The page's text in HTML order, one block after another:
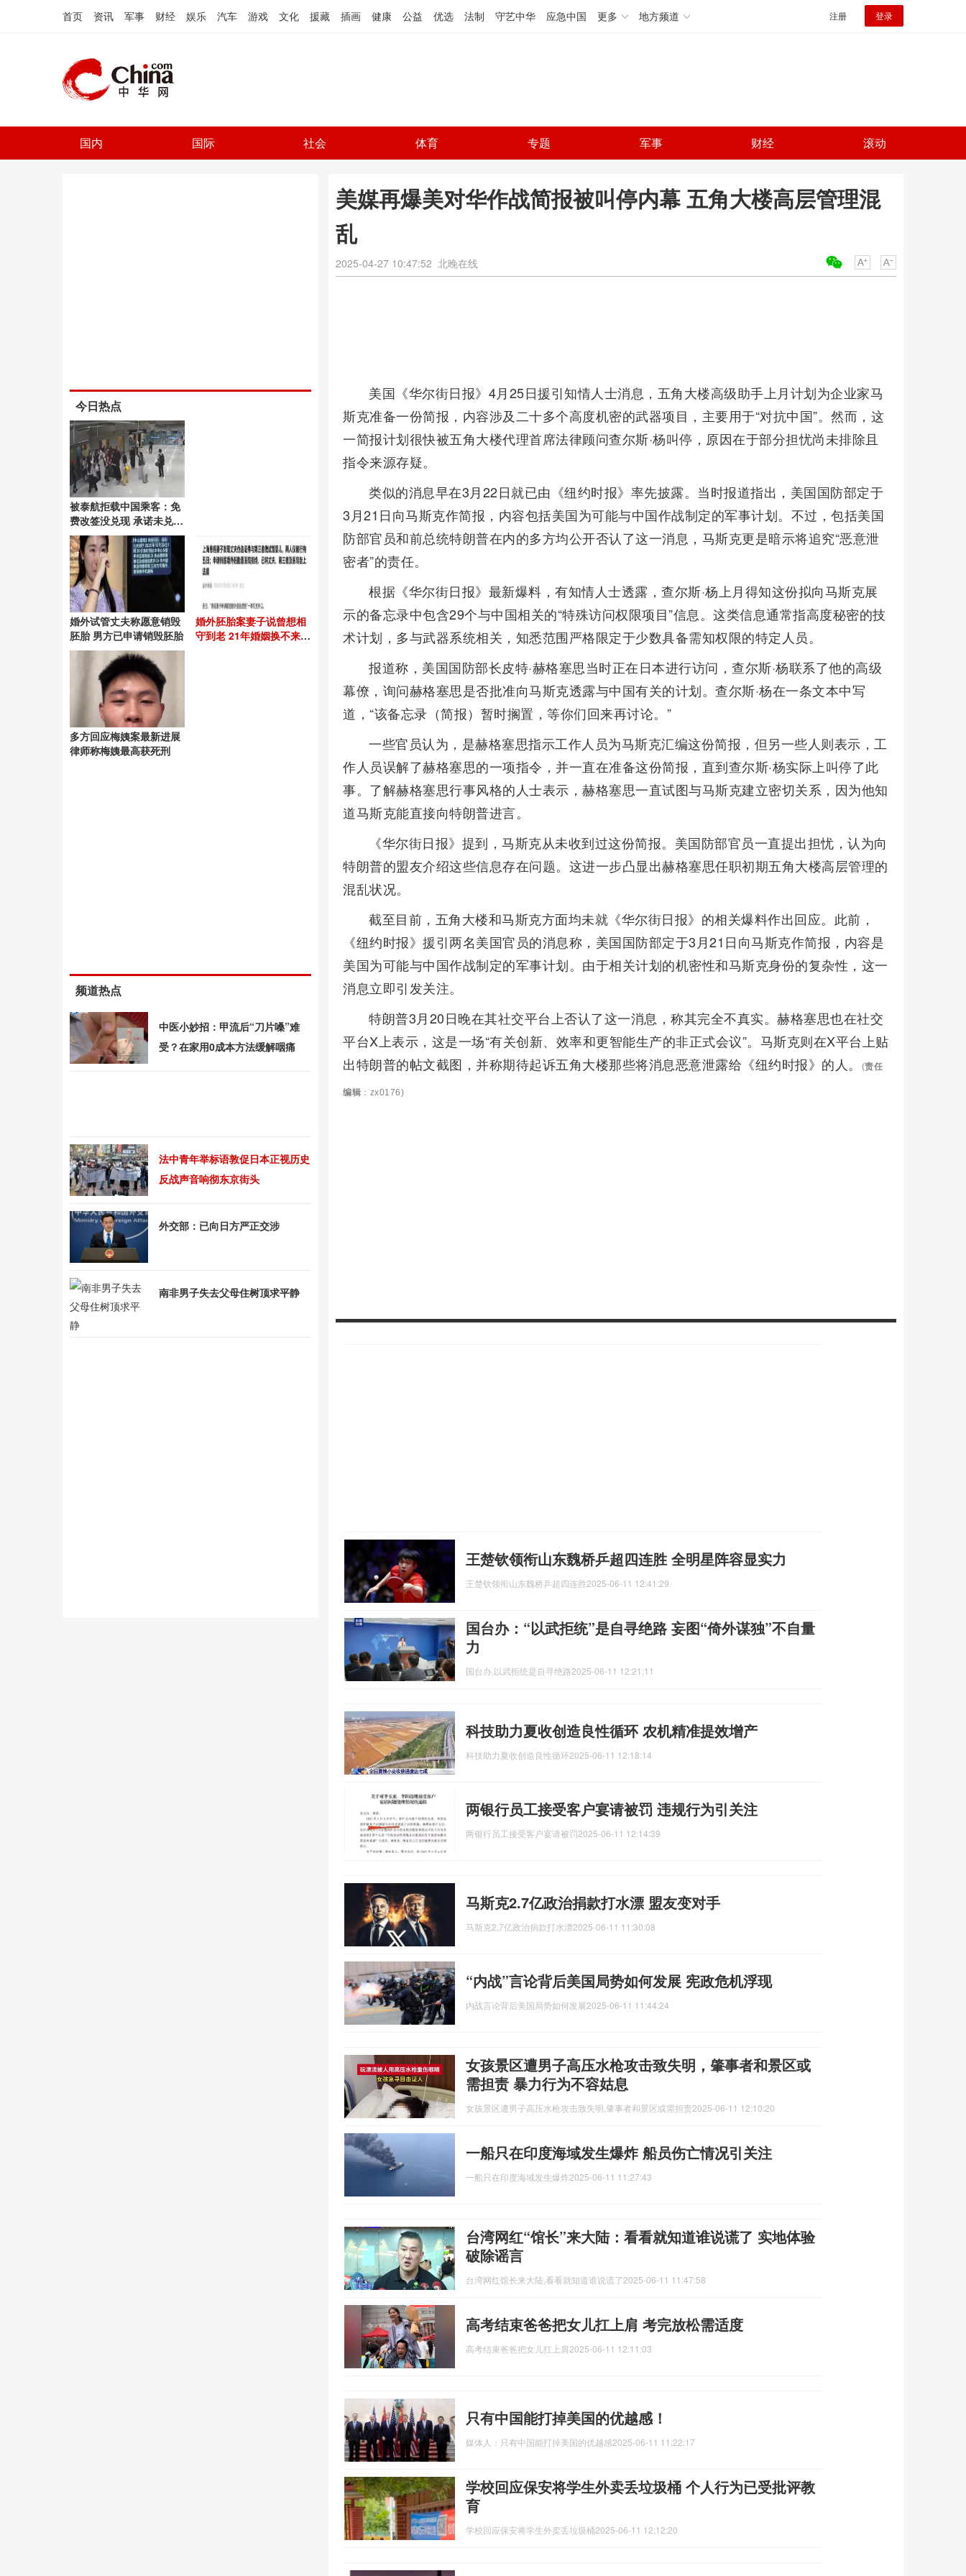
首页 资讯 军事 财经 娱乐 汽车 游戏 文化 援藏 插画 健康 公益 优选 法制 守艺中华 应急中国 更多 地方频道 注册 登录
国内 国际 社会 体育 专题 军事 财经 滚动
美媒再爆美对华作战简报被叫停内幕 五角大楼高层管理混
乱
2025-04-27 10:47:52 北晚在线
美国《华尔街日报》4月25日援引知情人士消息，五角大楼高级助手上月计划为企业家马
斯克准备一份简报，内容涉及二十多个高度机密的武器项目，主要用于“对抗中国”。然而，这
一简报计划很快被五角大楼代理首席法律顾问查尔斯·杨叫停，原因在于部分担忧尚未排除且
指令来源存疑。
类似的消息早在3月22日就已由《纽约时报》率先披露。当时报道指出，美国国防部定于
3月21日向马斯克作简报，内容包括美国为可能与中国作战制定的军事计划。不过，包括美国
防部官员和前总统特朗普在内的多方均公开否认了这一消息，马斯克更是暗示将追究“恶意泄
密者”的责任。
根据《华尔街日报》最新爆料，有知情人士透露，查尔斯·杨上月得知这份拟向马斯克展
示的备忘录中包含29个与中国相关的“特殊访问权限项目”信息。这类信息通常指高度秘密的技
术计划，多与武器系统相关，知悉范围严格限定于少数具备需知权限的特定人员。
报道称，美国国防部长皮特·赫格塞思当时正在日本进行访问，查尔斯·杨联系了他的高级
幕僚，询问赫格塞思是否批准向马斯克透露与中国有关的计划。查尔斯·杨在一条文本中写
道，“该备忘录（简报）暂时搁置，等你们回来再讨论。”
一些官员认为，是赫格塞思指示工作人员为马斯克汇编这份简报，但另一些人则表示，工
作人员误解了赫格塞思的一项指令，并一直在准备这份简报，直到查尔斯·杨实际上叫停了此
事。了解赫格塞思行事风格的人士表示，赫格塞思一直试图与马斯克建立密切关系，因为他知
道马斯克能直接向特朗普进言。
《华尔街日报》提到，马斯克从未收到过这份简报。美国防部官员一直提出担忧，认为向
特朗普的盟友介绍这些信息存在问题。这进一步凸显出赫格塞思任职初期五角大楼高层管理的
混乱状况。
截至目前，五角大楼和马斯克方面均未就《华尔街日报》的相关爆料作出回应。此前，
《纽约时报》援引两名美国官员的消息称，美国国防部定于3月21日向马斯克作简报，内容是
美国为可能与中国作战制定的军事计划。由于相关计划的机密性和马斯克身份的复杂性，这一
消息立即引发关注。
特朗普3月20日晚在其社交平台上否认了这一消息，称其完全不真实。赫格塞思也在社交
平台X上表示，这是一场“有关创新、效率和更智能生产的非正式会议”。马斯克则在X平台上贴
出特朗普的帖文截图，并称期待起诉五角大楼那些将消息恶意泄露给《纽约时报》的人。
(责任
编辑 ：zx0176)
王楚钦领衔山东魏桥乒超四连胜 全明星阵容显实力
王楚钦领衔山东魏桥乒超四连胜2025-06-11 12:41:29
国台办：“以武拒统”是自寻绝路 妄图“倚外谋独”不自量
力
国台办,以武拒统是自寻绝路2025-06-11 12:21:11
科技助力夏收创造良性循环 农机精准提效增产
科技助力夏收创造良性循环2025-06-11 12:18:14
两银行员工接受客户宴请被罚 违规行为引关注
两银行员工接受客户宴请被罚2025-06-11 12:14:39
马斯克2.7亿政治捐款打水漂 盟友变对手
马斯克2,7亿政治捐款打水漂2025-06-11 11:30:08
“内战”言论背后美国局势如何发展 宪政危机浮现
内战言论背后美国局势如何发展2025-06-11 11:44:24
女孩景区遭男子高压水枪攻击致失明，肇事者和景区或
需担责 暴力行为不容姑息
女孩景区遭男子高压水枪攻击致失明,肇事者和景区或需担责2025-06-11 12:10:20
一船只在印度海域发生爆炸 船员伤亡情况引关注
一船只在印度海域发生爆炸2025-06-11 11:27:43
台湾网红“馆长”来大陆：看看就知道谁说谎了 实地体验
破除谣言
台湾网红馆长来大陆,看看就知道谁说谎了2025-06-11 11:47:58
高考结束爸爸把女儿扛上肩 考完放松需适度
高考结束爸爸把女儿扛上肩2025-06-11 12:11:03
只有中国能打掉美国的优越感！
媒体人：只有中国能打掉美国的优越感2025-06-11 11:22:17
学校回应保安将学生外卖丢垃圾桶 个人行为已受批评教
育
学校回应保安将学生外卖丢垃圾桶2025-06-11 12:12:20
今日热点
被泰航拒载中国乘客：免
费改签没兑现 承诺未兑现
引发争议
婚外试管丈夫称愿意销毁
胚胎 男方已申请销毁胚胎
婚外胚胎案妻子说曾想相
守到老 21年婚姻换不来一
多方回应梅姨案最新进展
律师称梅姨最高获死刑
频道热点
中医小妙招：甲流后“刀片嗓”难
受？在家用0成本方法缓解咽痛
法中青年举标语敦促日本正视历史
反战声音响彻东京街头
外交部：已向日方严正交涉
南非男子失去父母住树顶求平静